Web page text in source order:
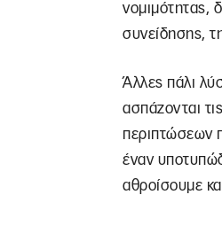
νομιμότητας,
συνείδησης,
Άλλες πάλι
ασπάζονται
περιπτώσεων
έναν
αθροίσουμε